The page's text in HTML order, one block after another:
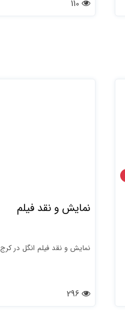
110
نمایش و نقد فیلم
نمایش و نقد فیلم انگل در کرج
296